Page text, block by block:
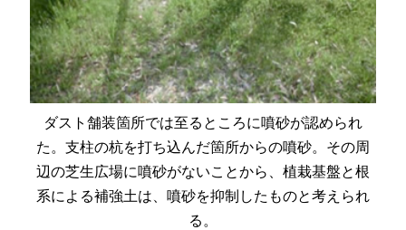
ダスト舗装箇所では至るところに噴砂が認められ
た。支柱の杭を打ち込んだ箇所からの噴砂。その周
辺の芝生広場に噴砂がないことから、植栽基盤と根
系による補強土は、噴砂を抑制したものと考えられ
る。